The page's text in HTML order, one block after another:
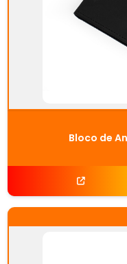
Bloco de